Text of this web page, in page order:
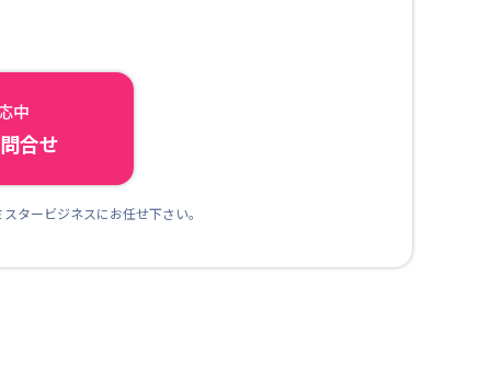
中
合せ
タービジネスにお任せ下さい。